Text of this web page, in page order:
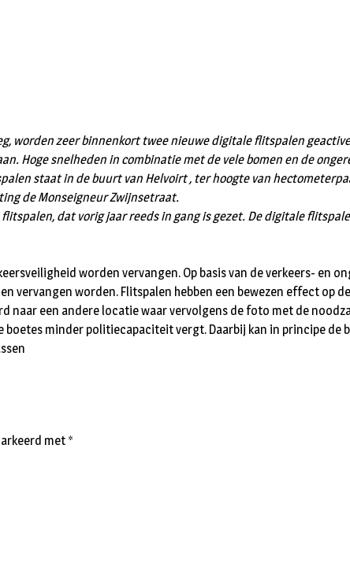
worden zeer binnenkort twee nieuwe digitale flitspalen
Hoge snelheden in combinatie met de vele bomen en de
staat in de buurt van Helvoirt , ter hoogte van
de Monseigneur Zwijnsetraat.
dat vorig jaar reeds in gang is gezet. De digitale
worden vervangen. Op basis van de verkeers- en
vervangen worden. Flitspalen hebben een bewezen effect op
een andere locatie waar vervolgens de foto met de
boetes minder politiecapaciteit vergt. Daarbij kan in principe
met *